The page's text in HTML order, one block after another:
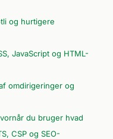
og hurtigere
JavaScript og HTML-
omdirigeringer og
du bruger hvad
CSP og SEO-